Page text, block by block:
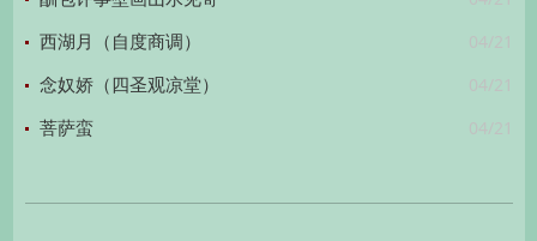
04/21
西湖月（自度商调）
04/21
念奴娇（四圣观凉堂）
04/21
菩萨蛮